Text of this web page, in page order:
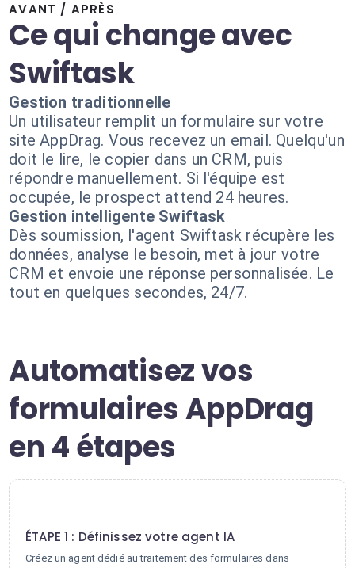
AVANT / APRÈS
Ce qui change avec
Swiftask
Gestion traditionnelle
Un utilisateur remplit un formulaire sur votre
site AppDrag. Vous recevez un email. Quelqu'un
doit le lire, le copier dans un CRM, puis
répondre manuellement. Si l'équipe est
occupée, le prospect attend 24 heures.
Gestion intelligente Swiftask
Dès soumission, l'agent Swiftask récupère les
données, analyse le besoin, met à jour votre
CRM et envoie une réponse personnalisée. Le
tout en quelques secondes, 24/7.
Automatisez vos
formulaires AppDrag
en 4 étapes
ÉTAPE 1 : Définissez votre agent IA
Créez un agent dédié au traitement des formulaires dans